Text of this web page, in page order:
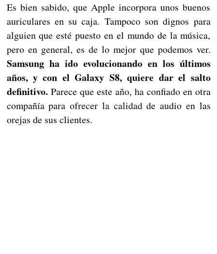
Es bien sabido, que Apple incorpora unos buenos
auriculares en su caja. Tampoco son dignos para
alguien que esté puesto en el mundo de la música,
pero en general, es de lo mejor que podemos ver.
Samsung ha ido evolucionando en los últimos
años, y con el Galaxy S8, quiere dar el salto
definitivo. Parece que este año, ha confiado en otra
compañía para ofrecer la calidad de audio en las
orejas de sus clientes.